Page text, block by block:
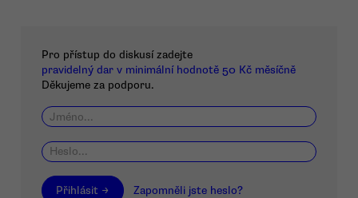
Pro přístup do diskusí zadejte
pravidelný dar v minimální hodnotě 50 Kč měsíčně
Děkujeme za podporu.
Přihlásit → Zapomněli jste heslo?